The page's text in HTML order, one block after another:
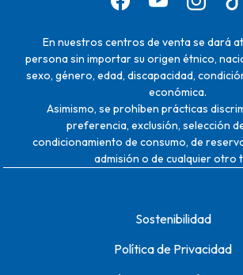
En nuestros centros de venta se dará
persona sin importar su origen étnico,
sexo, género, edad, discapacidad,
económica.
Asimismo, se prohíben prácticas
preferencia, exclusión, selección
condicionamiento de consumo, de
admisión o de cualquier otro
Sostenibilidad
Política de Privacidad